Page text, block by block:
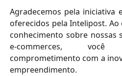
Agradecemos pela iniciativa
oferecidos pela Intelipost.
conhecimento sobre nossas
e-commerces,
comprometimento com a
empreendimento.